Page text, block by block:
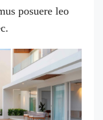
posuere leo